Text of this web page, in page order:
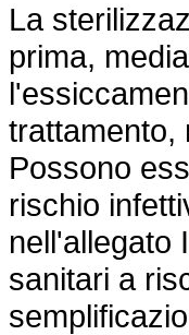
La
prima,
trattamento,
Possono
rischio
nell'allegato
sanitari a